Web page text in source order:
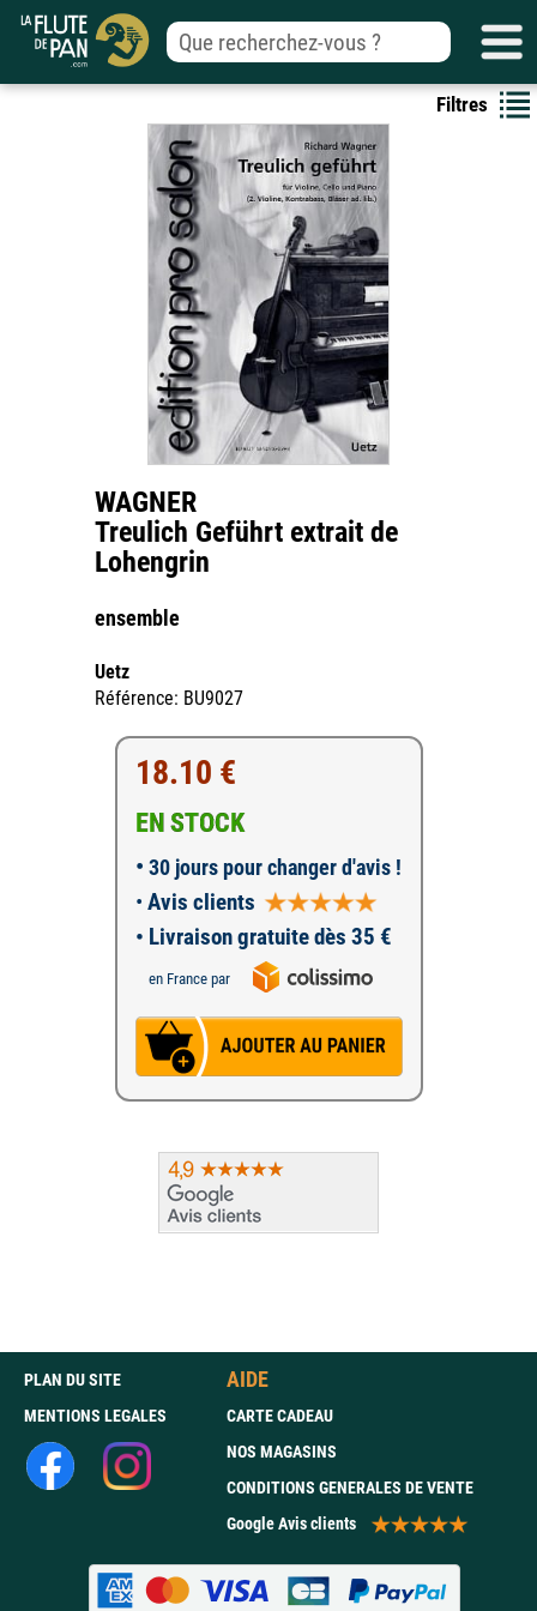
Filtres
WAGNER
Treulich Geführt extrait de
Lohengrin
ensemble
Uetz
Référence: BU9027
18.10 €
EN STOCK
• 30 jours pour changer d'avis !
• Avis clients
• Livraison gratuite dès 35 €
en France par
PLAN DU SITE
MENTIONS LEGALES
AIDE
CARTE CADEAU
NOS MAGASINS
CONDITIONS GENERALES DE VENTE
Google Avis clients